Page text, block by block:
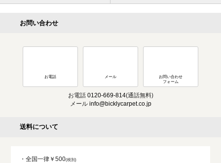
お問い合わせ
お電話 メール
お問い合わせ
フォーム
お電話 0120-669-814(通話無料)
メール info@bicklycarpet.co.jp
送料について
・全国一律￥500